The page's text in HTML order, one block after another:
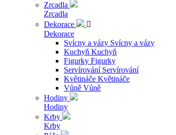
Zrcadla
Zrcadla
Dekorace

Dekorace
Svícny a vázy Svícny a vázy
Kuchyň Kuchyň
Figurky Figurky
Servírování Servírování
Květináče Květináče
Vůně Vůně
Hodiny
Hodiny
Krby
Krby